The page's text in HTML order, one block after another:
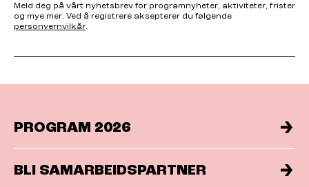
Meld deg på vårt nyhetsbrev for programnyheter, aktiviteter, frister
og mye mer. Ved å registrere aksepterer du følgende
personvernvilkår.
PROGRAM 2026
BLI SAMARBEIDSPARTNER